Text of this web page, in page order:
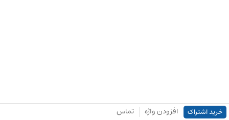
خرید اشتراک افزودن واژه تماس